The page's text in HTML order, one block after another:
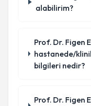
alabilirim?
Prof. Dr. Figen
hastanede/
bilgileri nedir?
Prof. Dr. Figen